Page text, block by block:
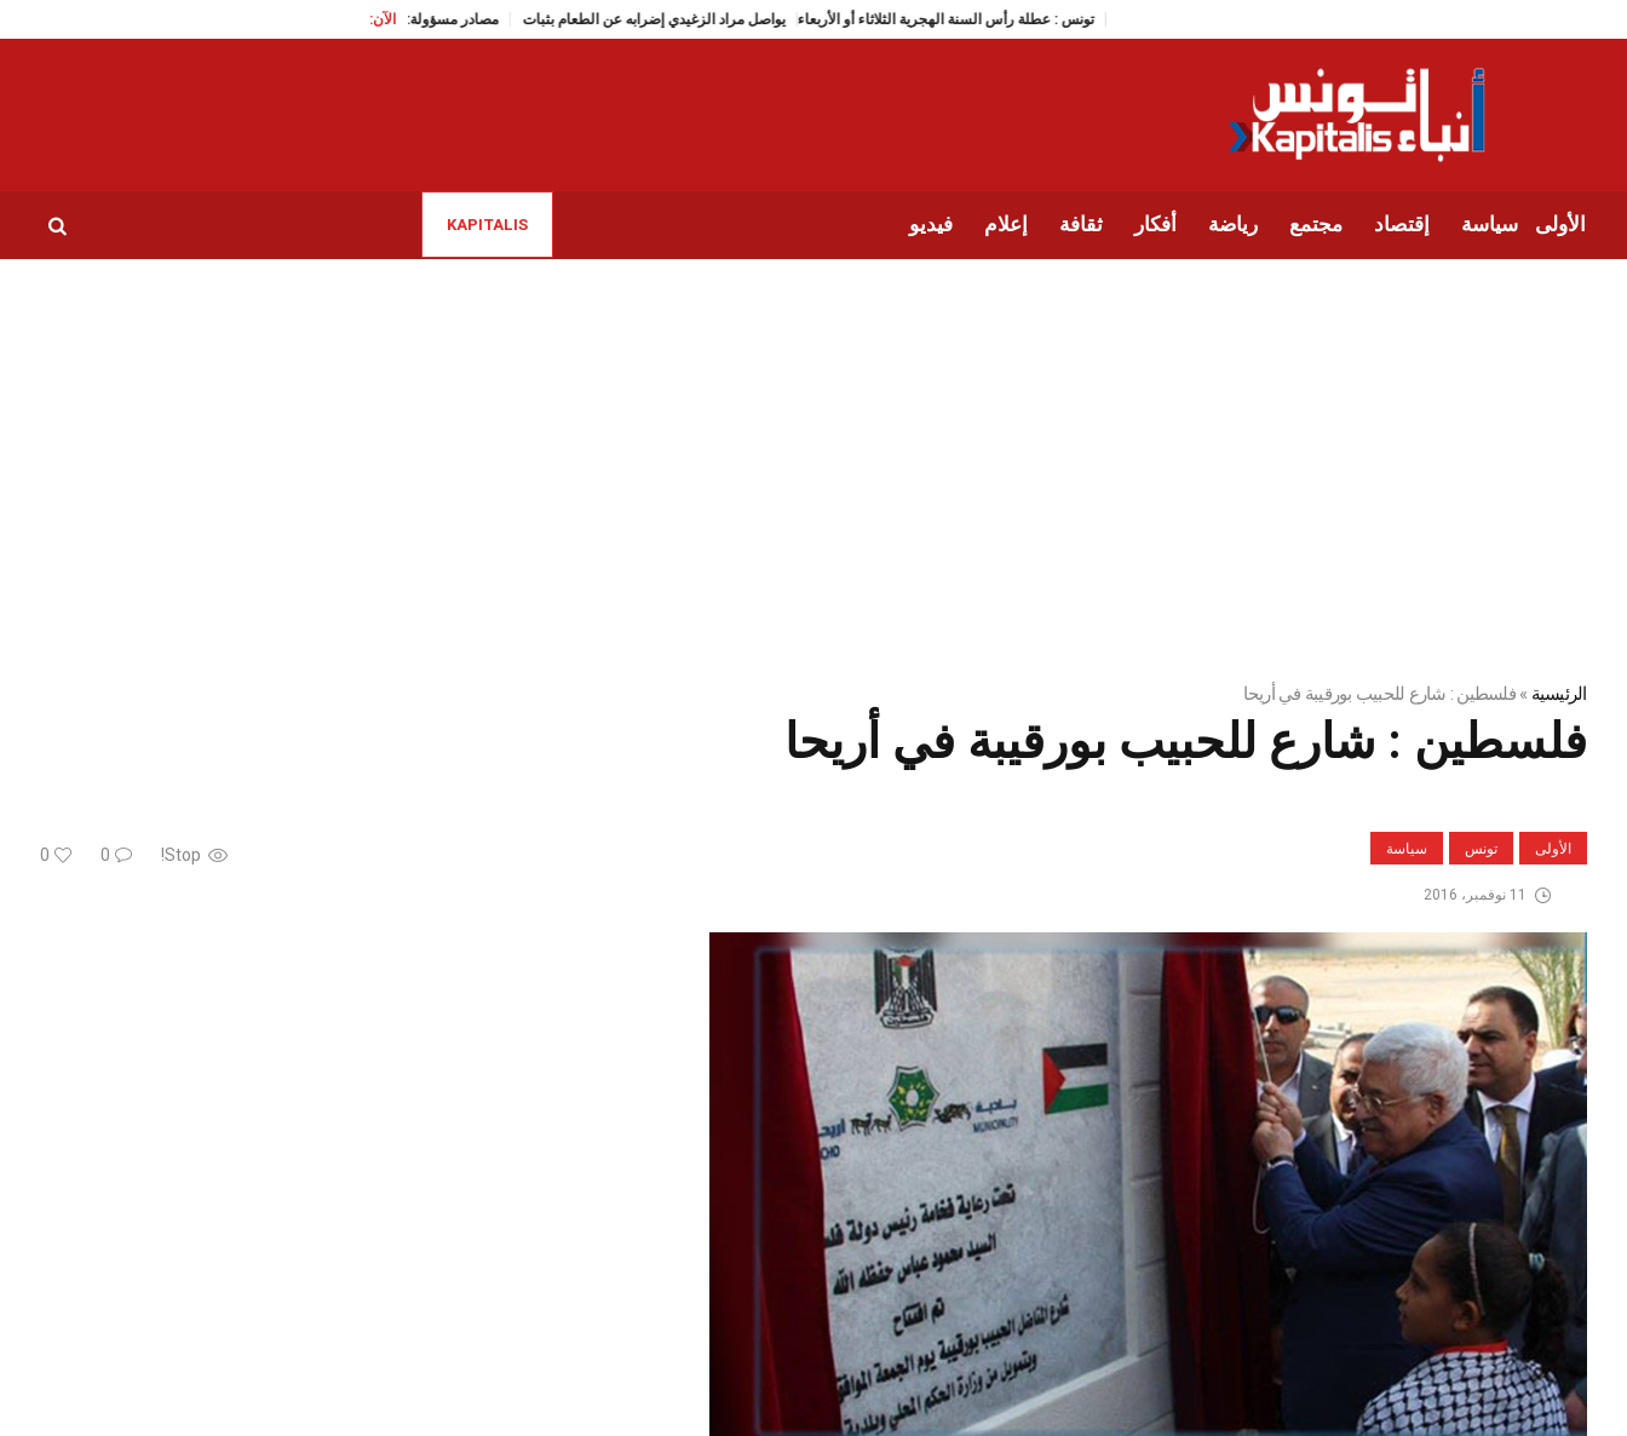
الآن: تونس : عطلة رأس السنة الهجرية الثلاثاء أو الأربعاء يواصل مراد الزغيدي إضرابه عن الطعام بثبات مصادر مسؤولة: الوزير الأسبق عز الدين باش شاوش يقيم حاليا في
الأولى سياسة إقتصاد مجتمع رياضة أفكار ثقافة إعلام فيديو KAPITALIS
الرئيسية »فلسطين : شارع للحبيب بورقيبة في أريحا
فلسطين : شارع للحبيب بورقيبة في أريحا
الأولى تونس سياسة Stop!
0
0
11 نوفمبر، 2016